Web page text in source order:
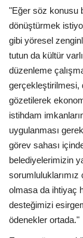
"Eğer söz konusu
dönüştürmek
gibi yöresel
tutun da kültür
düzenleme
gerçekleştirilmesi,
gözetilerek
istihdam
uygulanması
görev sahası
belediyelerimizin
olmasa da ihtiyaç
desteğimizi
ödenekler ortada."